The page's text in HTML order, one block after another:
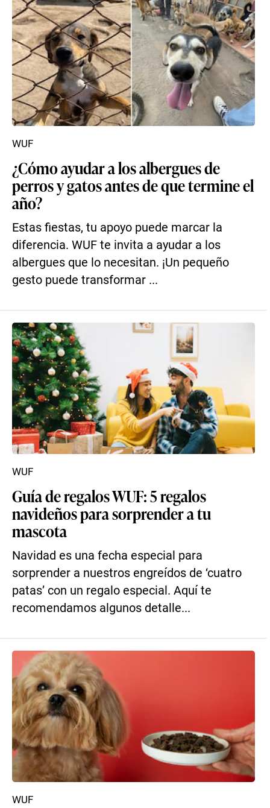
¿Cómo ayudar a los albergues de
perros y gatos antes de que termine el
año?
Estas fiestas, tu apoyo puede marcar la
diferencia. WUF te invita a ayudar a los
albergues que lo necesitan. ¡Un pequeño
gesto puede transformar ...
WUF
Guía de regalos WUF: 5 regalos
navideños para sorprender a tu
mascota
Navidad es una fecha especial para
sorprender a nuestros engreídos de ‘cuatro
patas’ con un regalo especial. Aquí te
recomendamos algunos detalle...
WUF
WUF